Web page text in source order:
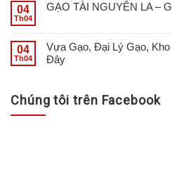
04
Th04
GẠO TÀI NGUYÊN LA –
04
Th04
Vựa Gạo, Đại Lý Gạo,
Đây
Chúng tôi trên Facebook